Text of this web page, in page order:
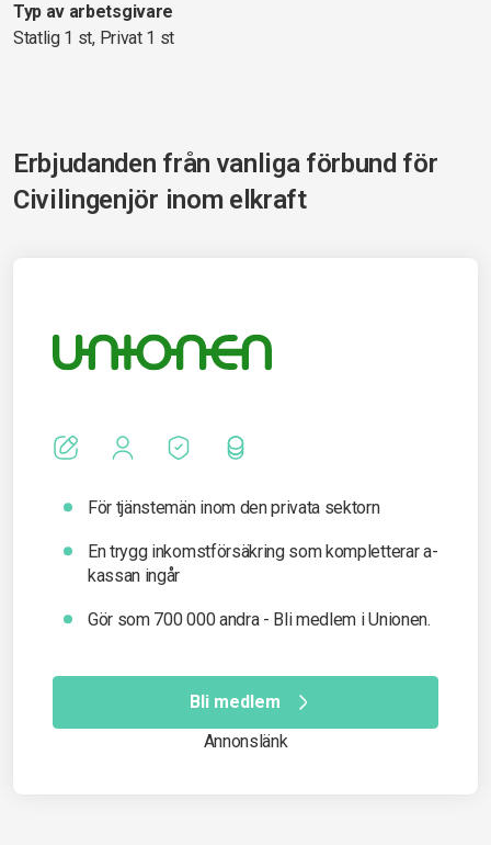
Typ av arbetsgivare
Statlig 1 st, Privat 1 st
Erbjudanden från vanliga förbund för
Civilingenjör inom elkraft
För tjänstemän inom den privata sektorn
En trygg inkomst­försäkring som kompletterar a-
kassan ingår
Gör som 700 000 andra - Bli medlem i Unionen.
Bli medlem
Annonslänk